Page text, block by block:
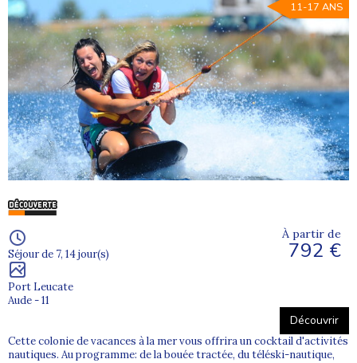
11-17 ANS
Séjour de 7, 14 jour(s)
Port Leucate
Aude - 11
À partir de
792 €
Découvrir
Cette colonie de vacances à la mer vous offrira un cocktail d'activités
nautiques. Au programme: de la bouée tractée, du téléski-nautique,